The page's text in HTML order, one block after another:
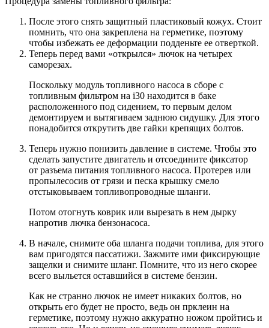
После этого снять защитный пластиковый кожух. Стоит
помнить, что она закреплена на герметике, поэтому
чтобы избежать ее деформации подденьте ее отверткой.
Теперь перед вами «открылся» лючок на четырех
саморезах.
Поскольку модуль топливного насоса в сборе с
топливным фильтром на i30 находится в баке
расположенного под сидением, то первым делом
демонтируем и вытягиваем заднюю сидушку. Для этого
понадобится открутить две гайки крепящих болтов.
Теперь нужно понизить давление в системе. Чтобы это
сделать запустите двигатель и отсоедините фиксатор
от разъема питания топливного насоса. Протерев или
пропылесосив от грязи и песка крышку смело
отстыковываем топливопроводные шланги.
Потом отогнуть коврик или вырезать в нем дырку
напротив лючка бензонасоса.
В начале, снимите оба шланга подачи топлива, для этого
вам пригодятся пассатижи. Зажмите ими фиксирующие
защелки и снимите шланг. Помните, что из него скорее
всего выльется оставшийся в системе бензин.
Как не странно лючок не имеет никаких болтов, но
открыть его будет не просто, ведь он прклеин на
герметике, поэтому нужно аккуратно ножом пройтись и